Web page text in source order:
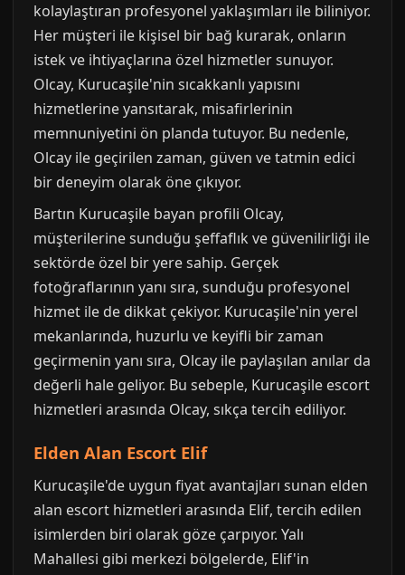
kolaylaştıran profesyonel yaklaşımları ile biliniyor.
Her müşteri ile kişisel bir bağ kurarak, onların
istek ve ihtiyaçlarına özel hizmetler sunuyor.
Olcay, Kurucaşile'nin sıcakkanlı yapısını
hizmetlerine yansıtarak, misafirlerinin
memnuniyetini ön planda tutuyor. Bu nedenle,
Olcay ile geçirilen zaman, güven ve tatmin edici
bir deneyim olarak öne çıkıyor.
Bartın Kurucaşile bayan profili Olcay,
müşterilerine sunduğu şeffaflık ve güvenilirliği ile
sektörde özel bir yere sahip. Gerçek
fotoğraflarının yanı sıra, sunduğu profesyonel
hizmet ile de dikkat çekiyor. Kurucaşile'nin yerel
mekanlarında, huzurlu ve keyifli bir zaman
geçirmenin yanı sıra, Olcay ile paylaşılan anılar da
değerli hale geliyor. Bu sebeple, Kurucaşile escort
hizmetleri arasında Olcay, sıkça tercih ediliyor.
Elden Alan Escort Elif
Kurucaşile'de uygun fiyat avantajları sunan elden
alan escort hizmetleri arasında Elif, tercih edilen
isimlerden biri olarak göze çarpıyor. Yalı
Mahallesi gibi merkezi bölgelerde, Elif'in